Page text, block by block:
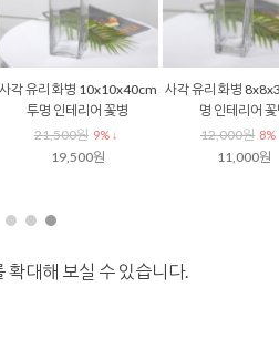
화병 10x10x40cm
인테리어 꽃병
원 9% ↓
19,500원
사각 유리 화병 8x8x30cm 투
명 인테리어 꽃병
12,000원 8% ↓
11,000원
확대해 보실 수 있습니다.